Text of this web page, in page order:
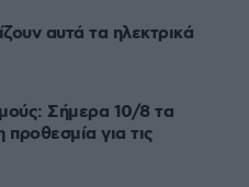
αυτά τα ηλεκτρικά
Σήμερα 10/8 τα
για τις